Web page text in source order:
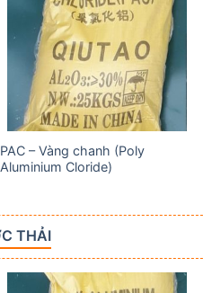
Add to
wishlist
PAC – Vàng chanh (Poly
Aluminium Cloride)
THẢI